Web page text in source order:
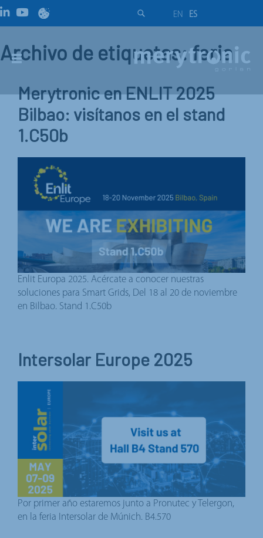
EN ES
Archivo de etiquetas: feria
Merytronic en ENLIT 2025
Bilbao: visítanos en el stand
1.C50b
Enlit Europa 2025. Acércate a conocer nuestras
soluciones para Smart Grids, Del 18 al 20 de noviembre
en Bilbao. Stand 1.C50b
Intersolar Europe 2025
Por primer año estaremos junto a Pronutec y Telergon,
en la feria Intersolar de Múnich. B4.570